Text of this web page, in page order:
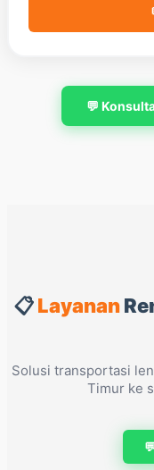
💬
📋Layanan
Solusi transportasi
Timur ke